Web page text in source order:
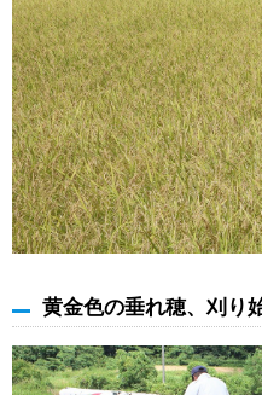
黄金色の垂れ穂、刈り